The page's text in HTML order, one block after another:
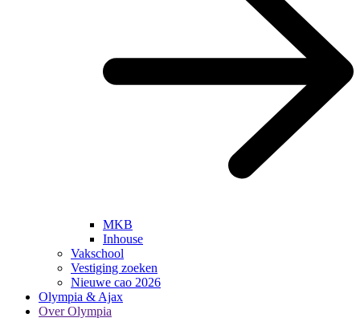
MKB
Inhouse
Vakschool
Vestiging zoeken
Nieuwe cao 2026
Olympia & Ajax
Over Olympia